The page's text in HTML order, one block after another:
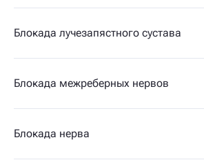
Блокада лучезапястного сустава
Блокада межреберных нервов
Блокада нерва